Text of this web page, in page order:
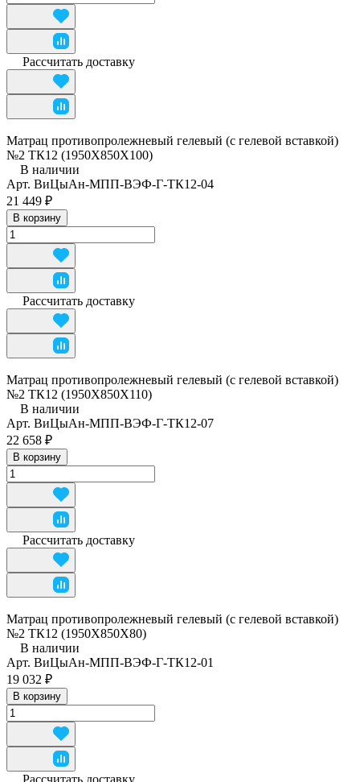
Рассчитать доставку
Матрац противопролежневый гелевый (с гелевой вставкой)
№2 ТК12 (1950Х850Х100)
В наличии
Арт. ВиЦыАн-МПП-ВЭФ-Г-ТК12-04
21 449 ₽
В корзину
Рассчитать доставку
Матрац противопролежневый гелевый (с гелевой вставкой)
№2 ТК12 (1950Х850Х110)
В наличии
Арт. ВиЦыАн-МПП-ВЭФ-Г-ТК12-07
22 658 ₽
В корзину
Рассчитать доставку
Матрац противопролежневый гелевый (с гелевой вставкой)
№2 ТК12 (1950Х850Х80)
В наличии
Арт. ВиЦыАн-МПП-ВЭФ-Г-ТК12-01
19 032 ₽
В корзину